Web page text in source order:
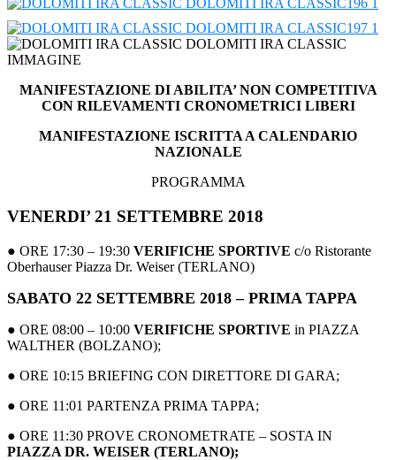
MANIFESTAZIONE DI ABILITA’ NON COMPETITIVA
CON RILEVAMENTI CRONOMETRICI LIBERI
MANIFESTAZIONE ISCRITTA A CALENDARIO
NAZIONALE
PROGRAMMA
VENERDI’ 21 SETTEMBRE 2018
● ORE 17:30 – 19:30 VERIFICHE SPORTIVE c/o Ristorante
Oberhauser Piazza Dr. Weiser (TERLANO)
SABATO 22 SETTEMBRE 2018 – PRIMA TAPPA
● ORE 08:00 – 10:00 VERIFICHE SPORTIVE in PIAZZA
WALTHER (BOLZANO);
● ORE 10:15 BRIEFING CON DIRETTORE DI GARA;
● ORE 11:01 PARTENZA PRIMA TAPPA;
● ORE 11:30 PROVE CRONOMETRATE – SOSTA IN
PIAZZA DR. WEISER (TERLANO);